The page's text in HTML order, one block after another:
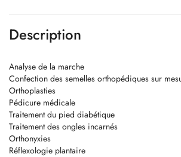
Description
Analyse de la marche
Confection des semelles orthopédiques sur
Orthoplasties
Pédicure médicale
Traitement du pied diabétique
Traitement des ongles incarnés
Orthonyxies
Réflexologie plantaire